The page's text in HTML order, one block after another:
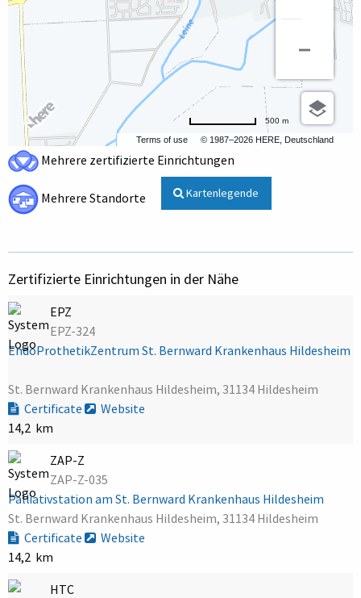
Terms of use © 1987–2026 HERE, Deutschland
500 m
Mehrere zertifizierte Einrichtungen
Mehrere Standorte Kartenlegende
Zertifizierte Einrichtungen in der Nähe
EPZ
EPZ-324
EndoProthetikZentrum St. Bernward Krankenhaus Hildesheim
St. Bernward Krankenhaus Hildesheim, 31134 Hildesheim
Certificate
Website
14,2 km
ZAP-Z
ZAP-Z-035
Palliativstation am St. Bernward Krankenhaus Hildesheim
St. Bernward Krankenhaus Hildesheim, 31134 Hildesheim
Certificate
Website
14,2 km
HTC